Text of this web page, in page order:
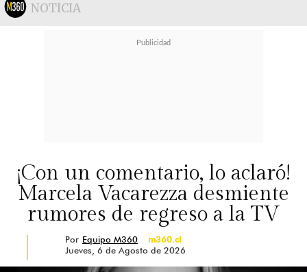
NOTICIA
¡Con un comentario, lo aclaró!
Marcela Vacarezza desmiente
rumores de regreso a la TV
Por Equipo M360
m360.cl
Jueves, 6 de Agosto de 2026